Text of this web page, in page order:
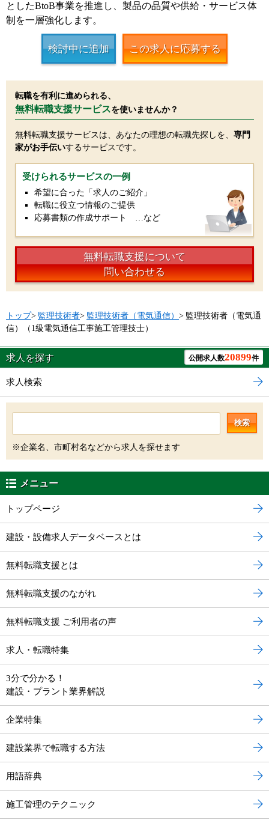
としたBtoB事業を推進し、製品の品質や供給・サービス体
制を一層強化します。
検討中に追加 この求人に応募する
転職を有利に進められる、
無料転職支援サービスを使いませんか？
無料転職支援サービスは、あなたの理想の転職先探しを、 専門
家がお手伝いするサービスです。
受けられるサービスの一例
希望に合った「求人のご紹介」
転職に役立つ情報のご提供
応募書類の作成サポート …など
無料転職支援について
問い合わせる
トップ> 監理技術者> 監理技術者（電気通信） > 監理技術者（電気通
信）（1級電気通信工事施工管理技士）
求人を探す 公開求人数20899件
求人検索
検索
※企業名、市町村名などから求人を探せます
メニュー
トップページ
建設・設備求人データベースとは
無料転職支援とは
無料転職支援のながれ
無料転職支援 ご利用者の声
求人・転職特集
3分で分かる！
建設・プラント業界解説
企業特集
建設業界で転職する方法
用語辞典
施工管理のテクニック